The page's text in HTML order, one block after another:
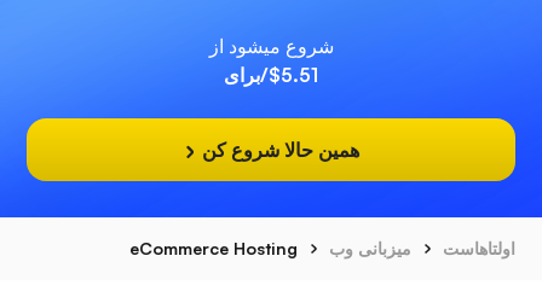
شروع میشود از
$5.51/برای
همین حالا شروع کن
اولتاهاست میزبانی وب eCommerce Hosting